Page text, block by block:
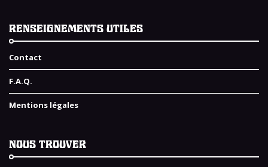
RENSEIGNEMENTS UTILES
Contact
F.A.Q.
Mentions légales
NOUS TROUVER